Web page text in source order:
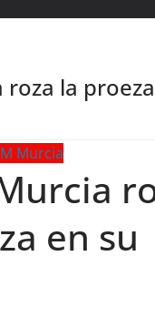
la
Murcia
en su